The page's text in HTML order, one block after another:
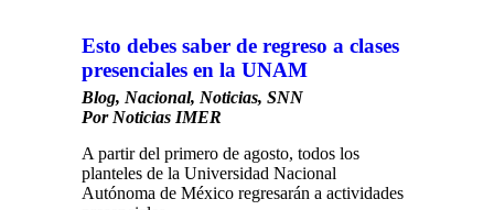
Esto debes saber de regreso a clases
presenciales en la UNAM
Blog, Nacional, Noticias, SNN
Por Noticias IMER
A partir del primero de agosto, todos los
planteles de la Universidad Nacional
Autónoma de México regresarán a actividades